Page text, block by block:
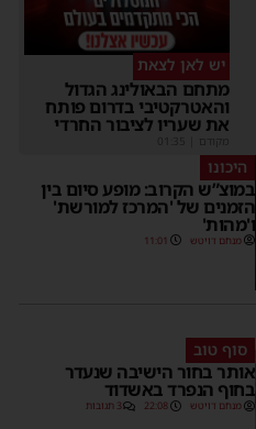
יש לאן לצאת
מתחם הבאולינג הגדול
והאטרקטיבי בדרום פותח
את שעריו לציבור החרדי
מקודם
היכונו
במוצ”ש הקרוב: מופע סיום בין
הזמנים של 'המרכז למורשת'
ו'מהות'
מנחם דויטש 11:01
סוף טוב
אותר בחור הישיבה שנעדר
בחוף הנפרד באשדוד
מנחם דויטש 22:08 3 תגובות